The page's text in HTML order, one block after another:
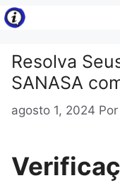
Pular
para
conteúdo
Resolva
SANASA
agosto 1, 2024 Por